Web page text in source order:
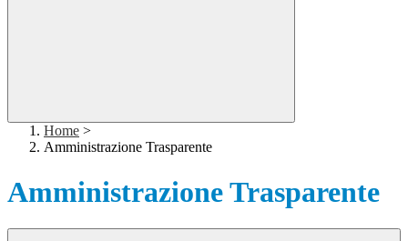
Home >
Amministrazione Trasparente
Amministrazione Trasparente